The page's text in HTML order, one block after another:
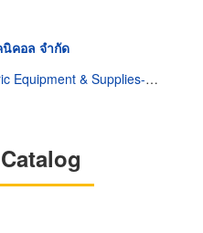
นิคอล จำกัด
& Supplies-Service & Repairing